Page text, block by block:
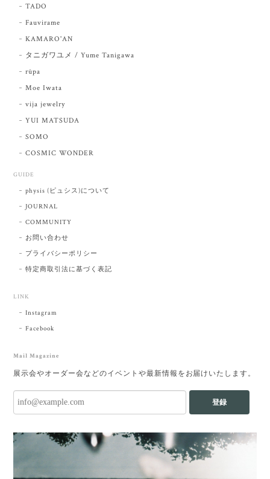
TADO
Fauvirame
KAMARO'AN
タニガワユメ / Yume Tanigawa
rūpa
Moe Iwata
vija jewelry
YUI MATSUDA
SOMO
COSMIC WONDER
GUIDE
physis (ピュシス)について
JOURNAL
COMMUNITY
お問い合わせ
プライバシーポリシー
特定商取引法に基づく表記
LINK
Instagram
Facebook
Mail Magazine
展示会やオーダー会などのイベントや最新情報をお届けいたします。
登録